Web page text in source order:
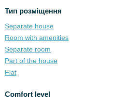
Тип розміщення
Separate house
Room with amenities
Separate room
Part of the house
Flat
Comfort level